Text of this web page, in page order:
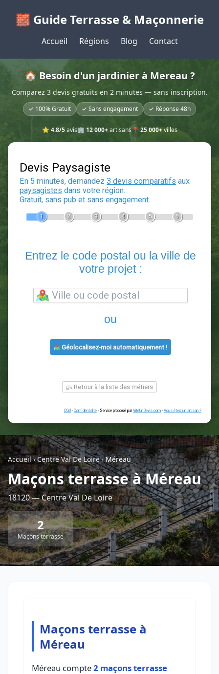
🧱 Guide Terrasse & Maçonnerie
Accueil Régions Blog Contact
🏠 Besoin d'un jardinier à Mereau ?
Comparez 3 devis gratuits en 2 minutes — sans inscription.
✓ 100% Gratuit ✓ Sans engagement ✓ Réponse 48h
⭐ 4.8/5avis🏢 12 000+artisans📍 25 000+villes
Devis Paysagiste
En 5 minutes, demandez3 devis comparatifs
votre projet :
ou
Géolocalisez-moi automatiquement !
Retour à la liste des métiers
CGU-Confidentialité - Service proposé parViteUnDevis.com-Vous
Accueil›Centre Val De Loire›Méreau
Maçons terrasse à Méreau
18120 — Centre Val De Loire
2
Maçons terrasse
Maçons terrasse à
Méreau
Méreau compte2 maçons terrasse